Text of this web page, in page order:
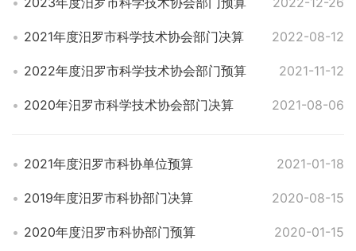
2021年度汨罗市科学技术协会部门决算 2022-08-12
2022年度汨罗市科学技术协会部门预算 2021-11-12
2020年汨罗市科学技术协会部门决算 2021-08-06
2021年度汨罗市科协单位预算 2021-01-18
2019年度汨罗市科协部门决算 2020-08-15
2020年度汨罗市科协部门预算 2020-01-15